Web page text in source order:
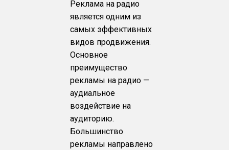
Реклама на радио
является одним из
самых эффективных
видов продвижения.
Основное
преимущество
рекламы на радио —
аудиальное
воздействие на
аудиторию.
Большинство
рекламы направлено